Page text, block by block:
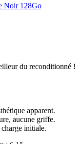
du reconditionné !
apparent.
aucune griffe.
initiale.